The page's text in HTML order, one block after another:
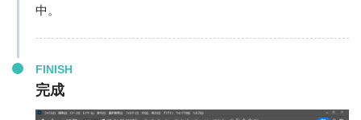
中。
FINISH
完成